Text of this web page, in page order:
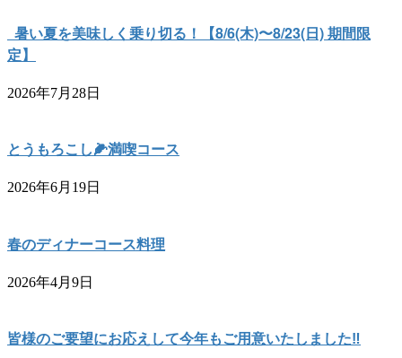
暑い夏を美味しく乗り切る！【8/6(木)〜8/23(日) 期間限
定】
2026年7月28日
とうもろこし🌽満喫コース
2026年6月19日
春のディナーコース料理
2026年4月9日
皆様のご要望にお応えして今年もご用意いたしました‼︎